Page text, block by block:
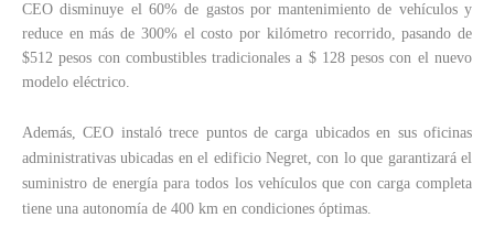
CEO disminuye el 60% de gastos por mantenimiento de vehículos y
reduce en más de 300% el costo por kilómetro recorrido, pasando de
$512 pesos con combustibles tradicionales a $ 128 pesos con el nuevo
modelo eléctrico.
Además, CEO instaló trece puntos de carga ubicados en sus oficinas
administrativas ubicadas en el edificio Negret, con lo que garantizará el
suministro de energía para todos los vehículos que con carga completa
tiene una autonomía de 400 km en condiciones óptimas.